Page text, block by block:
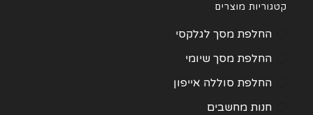
קטגוריות מוצרים
החלפת מסך לגלקסי
החלפת מסך שיומי
החלפת סוללה אייפון
חנות מחשבים